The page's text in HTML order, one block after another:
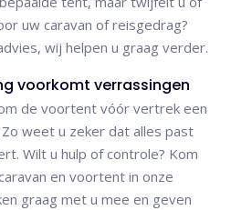
uw caravan of reisgedrag?
wij helpen u graag verder.
voorkomt verrassingen
de voortent vóór vertrek een
weet u zeker dat alles past
Wilt u hulp of controle? Kom
en voortent in onze
graag met u mee en geven